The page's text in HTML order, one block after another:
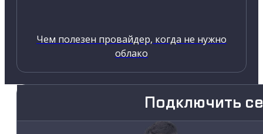
Чем полезен провайдер, когда не нужно
облако
Подключить